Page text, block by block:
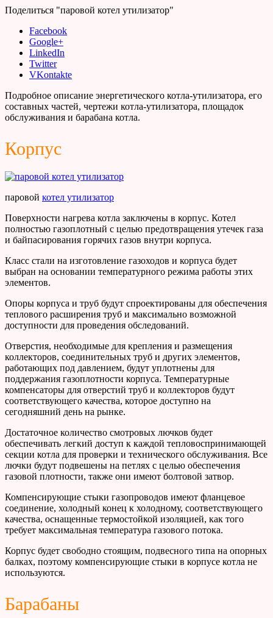
Поделиться "паровой котел утилизатор"
Facebook
Google+
LinkedIn
Twitter
VKontakte
Подробное описание энергетического котла-утилизатора, его
составных частей, чертежи котла-утилизатора, площадок
обслуживания и барабана котла.
Корпус
паровой котел утилизатор
Поверхности нагрева котла заключены в корпус. Котел
полностью газоплотный с целью предотвращения утечек газа
и байпасирования горячих газов внутри корпуса.
Класс стали на изготовление газоходов и корпуса будет
выбран на основании температурного режима работы этих
элементов.
Опоры корпуса и труб будут спроектированы для обеспечения
теплового расширения труб и максимально возможной
доступности для проведения обследований.
Отверстия, необходимые для крепления и размещения
коллекторов, соединительных труб и других элементов,
работающих под давлением, будут уплотнены для
поддержания газоплотности корпуса. Температурные
компенсаторы для отверстий труб и коллекторов будут
соответствующего качества, которое доступно на
сегодняшний день на рынке.
Достаточное количество смотровых лючков будет
обеспечивать легкий доступ к каждой тепловоспринимающей
секции котла для проверки и технического обслуживания. Все
лючки будут подвешены на петлях с целью обеспечения
газовой плотности, также они имеют болтовой затвор.
Компенсирующие стыки газопроводов имеют фланцевое
соединение, холодный конец к холодному, соответствующего
качества, оснащенные термостойкой изоляцией, как того
требует максимальная температура газового потока.
Корпус будет свободно стоящим, подвесного типа на опорных
балках, поэтому компенсирующие стыки в корпусе котла не
используются.
Барабаны